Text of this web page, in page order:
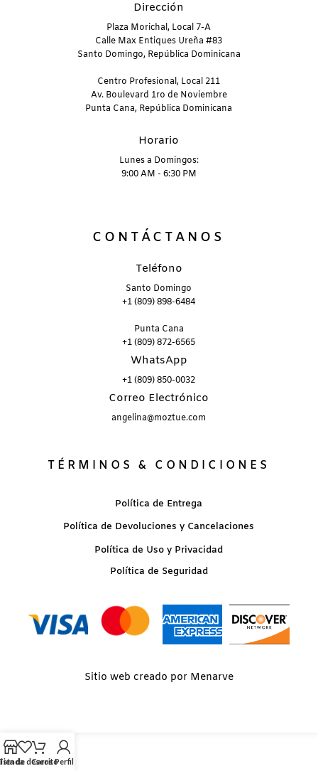
Dirección
Plaza Morichal, Local 7-A
Calle Max Entiques Ureña #83
Santo Domingo, República Dominicana
Centro Profesional, Local 211
Av. Boulevard 1ro de Noviembre
Punta Cana, República Dominicana
Horario
Lunes a Domingos:
9:00 AM - 6:30 PM
CONTÁCTANOS
Teléfono
Santo Domingo
+1 (809) 898-6484
Punta Cana
+1 (809) 872-6565
WhatsApp
+1 (809) 850-0032
Correo Electrónico
angelina@moztue.com
TÉRMINOS & CONDICIONES
Política de Entrega
Política de Devoluciones y Cancelaciones
Política de Uso y Privacidad
Política de Seguridad
Sitio web creado por Menarve
de deseos
CarritoPerfil